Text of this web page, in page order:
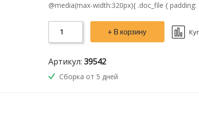
@media(max-width:320px){ .doc_file {
+ В корзину
Артикул: 39542
Сборка от 5 дней